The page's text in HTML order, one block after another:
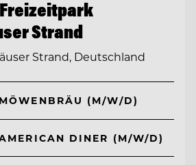
Strand
Strand, Deutschland
(M/W/D)
DINER (M/W/D)